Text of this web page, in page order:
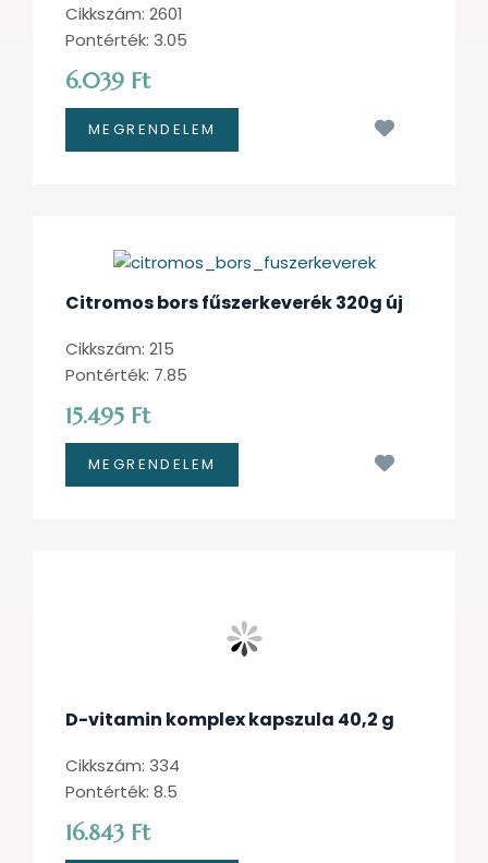
Cikkszám: 2601
Pontérték: 3.05
6.039 Ft
Citromos bors fűszerkeverék 320g új
Cikkszám: 215
Pontérték: 7.85
15.495 Ft
D-vitamin komplex kapszula 40,2 g
Cikkszám: 334
Pontérték: 8.5
16.843 Ft